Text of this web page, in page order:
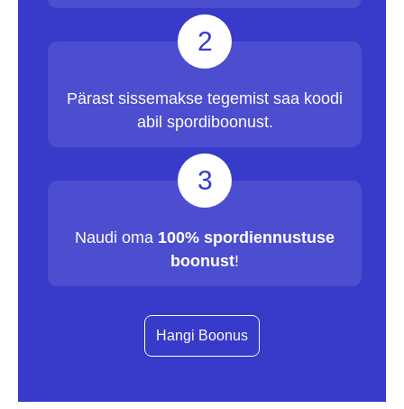
2
Pärast sissemakse tegemist saa koodi
abil spordiboonust.
3
Naudi oma 100% spordiennustuse
boonust!
Hangi Boonus